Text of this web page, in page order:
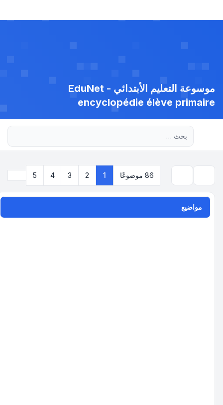
موسوعة التعليم الأبتدائي - EduNet
encyclopédie élève primaire
86 موضوعًا 4
مواضيع